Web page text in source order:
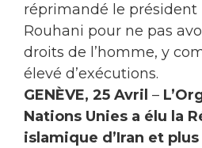
réprimandé le président
Rouhani pour ne pas
droits de l’homme, y
élevé d’exécutions.
GENÈVE, 25 Avril –
Nations Unies a élu la
islamique d’Iran et